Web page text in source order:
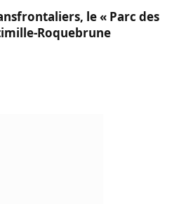
le « Parc des
Roquebrune